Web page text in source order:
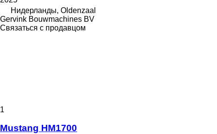
Нидерланды, Oldenzaal
Gervink Bouwmachines BV
Связаться с продавцом
1
Mustang HM1700